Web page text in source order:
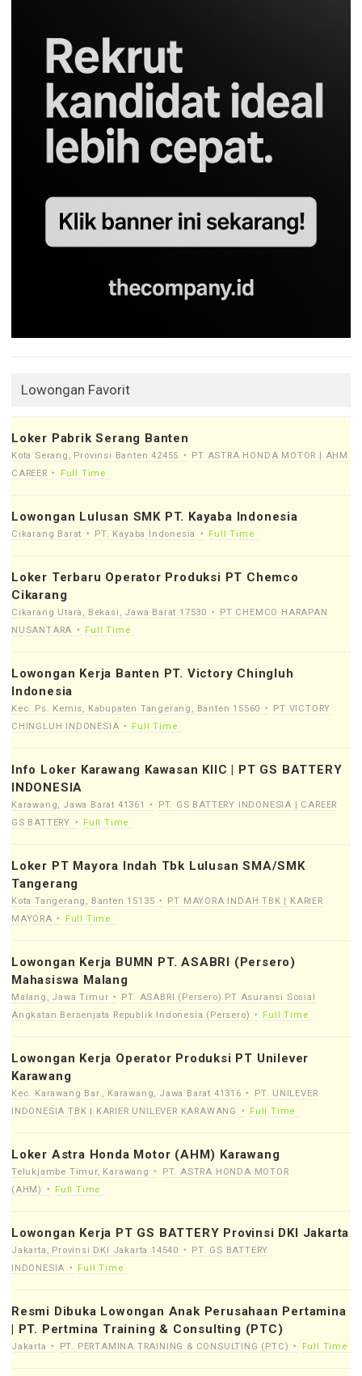
Lowongan Favorit
Loker Pabrik Serang Banten
Kota Serang, Provinsi Banten 42455
PT ASTRA HONDA MOTOR | AHM
CAREER
Full Time
Lowongan Lulusan SMK PT. Kayaba Indonesia
Cikarang Barat PT. Kayaba Indonesia Full Time
Loker Terbaru Operator Produksi PT Chemco
Cikarang
Cikarang Utara, Bekasi, Jawa Barat 17530
PT CHEMCO HARAPAN
NUSANTARA
Full Time
Lowongan Kerja Banten PT. Victory Chingluh
Indonesia
Kec. Ps. Kemis, Kabupaten Tangerang, Banten 15560
PT VICTORY
CHINGLUH INDONESIA
Full Time
Info Loker Karawang Kawasan KIIC | PT GS BATTERY
INDONESIA
Karawang, Jawa Barat 41361
PT. GS BATTERY INDONESIA | CAREER
GS BATTERY
Full Time
Loker PT Mayora Indah Tbk Lulusan SMA/SMK
Tangerang
Kota Tangerang, Banten 15135
PT MAYORA INDAH TBK | KARIER
MAYORA
Full Time
Lowongan Kerja BUMN PT. ASABRI (Persero)
Mahasiswa Malang
Malang, Jawa Timur
PT. ASABRI (Persero) PT Asuransi Sosial
Angkatan Bersenjata Republik Indonesia (Persero)
Full Time
Lowongan Kerja Operator Produksi PT Unilever
Karawang
Kec. Karawang Bar., Karawang, Jawa Barat 41316
PT. UNILEVER
INDONESIA TBK | KARIER UNILEVER KARAWANG
Full Time
Loker Astra Honda Motor (AHM) Karawang
Telukjambe Timur, Karawang
PT. ASTRA HONDA MOTOR
(AHM)
Full Time
Lowongan Kerja PT GS BATTERY Provinsi DKI Jakarta
Jakarta, Provinsi DKI Jakarta 14540
PT. GS BATTERY
INDONESIA
Full Time
Resmi Dibuka Lowongan Anak Perusahaan Pertamina
| PT. Pertmina Training & Consulting (PTC)
Jakarta PT. PERTAMINA TRAINING & CONSULTING (PTC) Full Time